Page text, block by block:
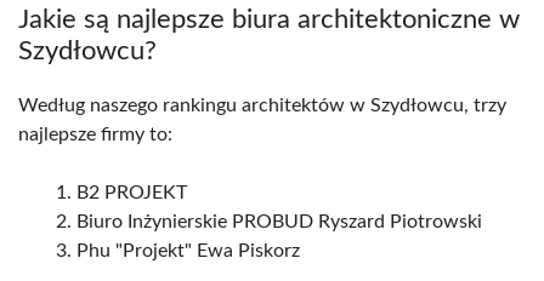
Jakie są najlepsze biura architektoniczne w
Szydłowcu?
Według naszego rankingu architektów w Szydłowcu, trzy
najlepsze firmy to:
B2 PROJEKT
Biuro Inżynierskie PROBUD Ryszard Piotrowski
Phu "Projekt" Ewa Piskorz